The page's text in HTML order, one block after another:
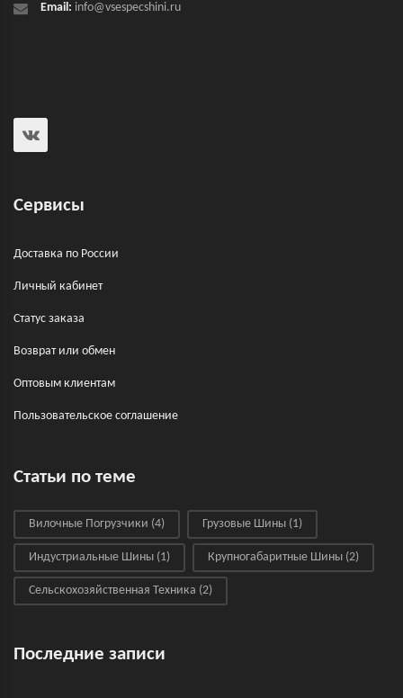
Email: info@vsespecshini.ru
Сервисы
Доставка по России
Личный кабинет
Статус заказа
Возврат или обмен
Оптовым клиентам
Пользовательское соглашение
Статьи по теме
Вилочные Погрузчики (4) Грузовые Шины (1)
Индустриальные Шины (1) Крупногабаритные Шины (2)
Сельскохозяйственная Техника (2)
Последние записи